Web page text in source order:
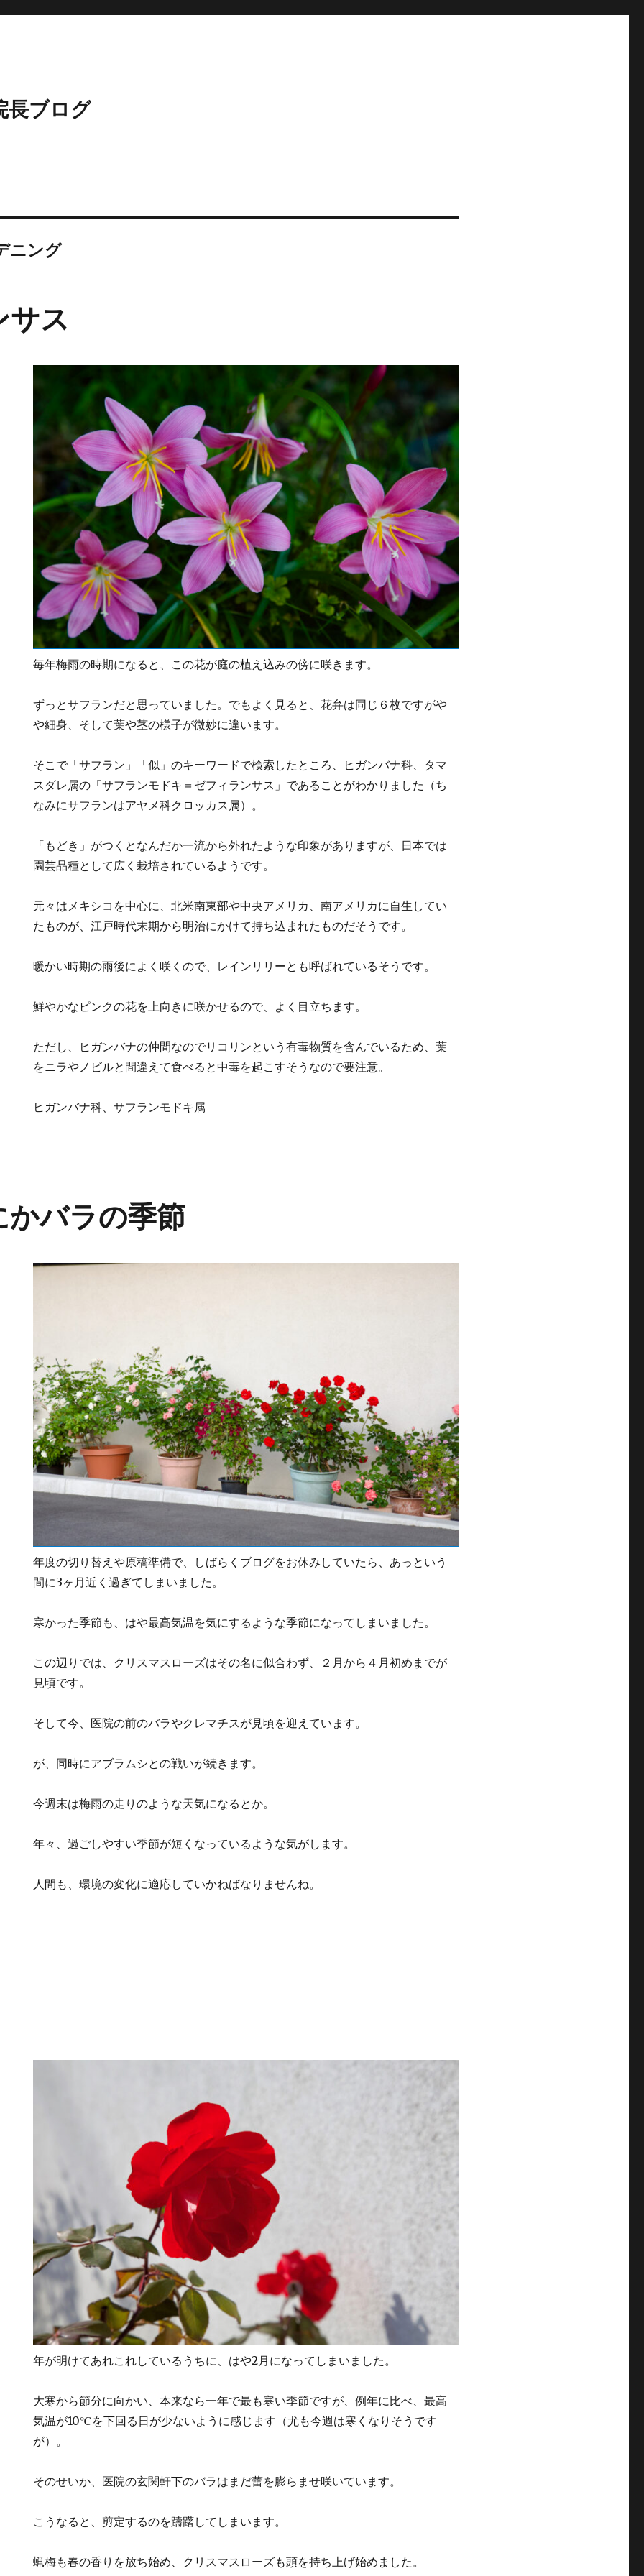
長ブログ
ニング
サス
毎年梅雨の時期になると、この花が庭の植え込みの傍に咲きます。
ずっとサフランだと思っていました。でもよく見ると、花弁は同じ６枚ですがや
や細身、そして葉や茎の様子が微妙に違います。
そこで「サフラン」「似」のキーワードで検索したところ、ヒガンバナ科、タマ
スダレ属の「サフランモドキ＝ゼフィランサス」であることがわかりました（ち
なみにサフランはアヤメ科クロッカス属）。
「もどき」がつくとなんだか一流から外れたような印象がありますが、日本では
園芸品種として広く栽培されているようです。
元々はメキシコを中心に、北米南東部や中央アメリカ、南アメリカに自生してい
たものが、江戸時代末期から明治にかけて持ち込まれたものだそうです。
暖かい時期の雨後によく咲くので、レインリリーとも呼ばれているそうです。
鮮やかなピンクの花を上向きに咲かせるので、よく目立ちます。
ただし、ヒガンバナの仲間なのでリコリンという有毒物質を含んでいるため、葉
をニラやノビルと間違えて食べると中毒を起こすそうなので要注意。
ヒガンバナ科、サフランモドキ属
バラの季節
年度の切り替えや原稿準備で、しばらくブログをお休みしていたら、あっという
間に3ヶ月近く過ぎてしまいました。
寒かった季節も、はや最高気温を気にするような季節になってしまいました。
この辺りでは、クリスマスローズはその名に似合わず、２月から４月初めまでが
見頃です。
そして今、医院の前のバラやクレマチスが見頃を迎えています。
が、同時にアブラムシとの戦いが続きます。
今週末は梅雨の走りのような天気になるとか。
年々、過ごしやすい季節が短くなっているような気がします。
人間も、環境の変化に適応していかねばなりませんね。
年が明けてあれこれしているうちに、はや2月になってしまいました。
大寒から節分に向かい、本来なら一年で最も寒い季節ですが、例年に比べ、最高
気温が10℃を下回る日が少ないように感じます（尤も今週は寒くなりそうです
が）。
そのせいか、医院の玄関軒下のバラはまだ蕾を膨らませ咲いています。
こうなると、剪定するのを躊躇してしまいます。
蝋梅も春の香りを放ち始め、クリスマスローズも頭を持ち上げ始めました。